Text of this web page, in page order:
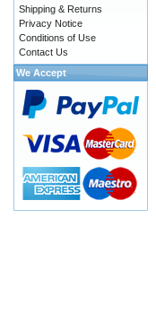
Shipping & Returns
Privacy Notice
Conditions of Use
Contact Us
We Accept